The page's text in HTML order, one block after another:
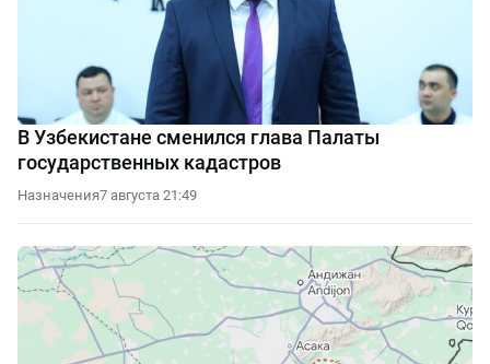
В Узбекистане сменился глава Палаты
государственных кадастров
Назначения7 августа 21:49